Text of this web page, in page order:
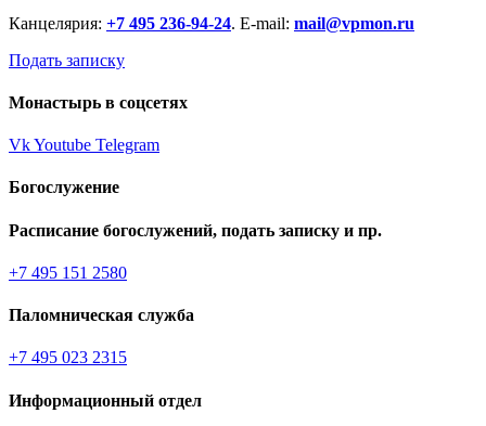
Канцелярия: +7 495 236-94-24. E-mail: mail@vpmon.ru
Подать записку
Монастырь в соцсетях
VkYoutube Telegram
Богослужение
Расписание богослужений, подать записку и пр.
+7 495 151 2580
Паломническая служба
+7 495 023 2315
Информационный отдел